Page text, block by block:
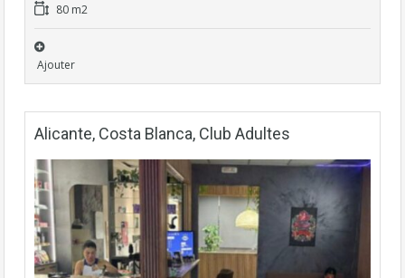
80 m2
Ajouter
Alicante, Costa Blanca, Club Adultes